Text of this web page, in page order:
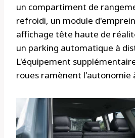
un compartiment de
refroidi, un module
affichage tête haute de
un parking automatique à
L'équipement
roues ramènent l'autonomie